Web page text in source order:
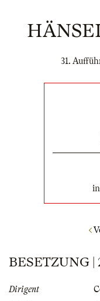
31.
BESETZUNG |
Dirigent